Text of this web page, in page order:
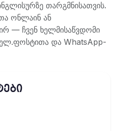
თარგმნისათვის.
ონლაინ ან
— ჩვენ ხელმისაწვდომი
და WhatsApp-